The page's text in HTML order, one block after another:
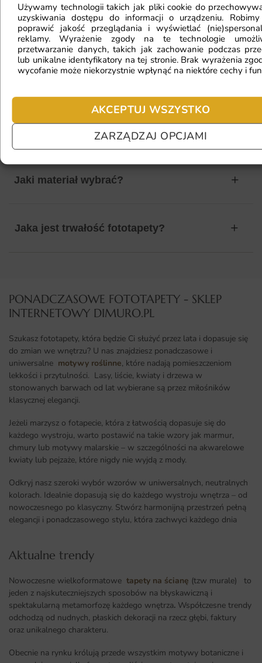
Używamy technologii takich jak pliki cookie do
uzyskiwania dostępu do informacji o urządzeniu.
poprawić jakość przeglądania i wyświetlać
reklamy. Wyrażenie zgody na te technologie
przetwarzanie danych, takich jak zachowanie podczas
lub unikalne identyfikatory na tej stronie. Brak wyrażenia
wycofanie może niekorzystnie wpłynąć na niektóre cechy i
AKCEPTUJ WSZYSTKO
ZARZĄDZAJ OPCJAMI
Jak zamontować fototapetę? / Jak
przygotować ścianę?
Fototapeta ma inny kolor na telefonie
a inny na komputerze. Jak sprawdzić
Jaki materiał wybrać?
Jaka jest trwałość fototapety?
PONADCZASOWE FOTOTAPETY - SKLEP
INTERNETOWY DIMURO.PL​
Szukasz fototapety, która będzie Ci służyć przez lata i dopasuje się
do zmian we wnętrzu? U nas znajdziesz ponadczasowe i
uniwersalne motywy roślinne, które nadają pomieszczeniom
lekkości i przytulności. Lasy, liście, kwiaty i drzewa w
stonowanych barwach od lat wybierane są przez miłośników
klasycznej elegancji.
Jeżeli marzysz o fotapecie, która z łatwością dopasuje się do
każdego wystroju, warto postawić na takie wzory jak marmur,
chmury lub motywy malarskie – w szczególności na akwarelowe
kwiaty lub pejzaże, które nigdy nie wyjdą z mody.
Odkryj nasz szeroki wybór wzorów w uniwersalnych, neutralnych
kolorach. Idealnie dopasują się do każdego wystroju wnętrza – od
nowoczesnego po klasyczny. Stwórz harmonijną przestrzeń pełną
elegancji i ponadczasowego stylu, która zachwyci każdego dnia
Aktualne trendy​
Nowoczesne wielkoformatowe tapety na ścianę (tzw murale) to
jeden z najskuteczniejszych sposobów na błyskawiczną i
spektakularną metamorfozę każdego wnętrza. Współczesne trendy
odchodzą od nudnych, płaskich dekoracji na rzecz głębi, faktury
oraz unikalnego charakteru.
Obecnie na rynku królują przede wszystkim motywy botaniczne i